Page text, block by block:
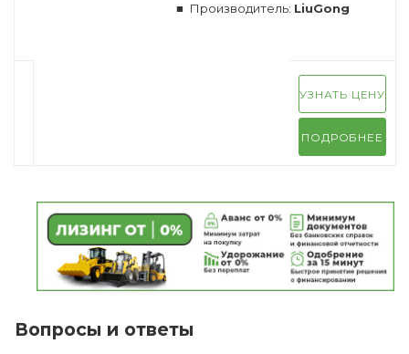
Производитель: LiuGong
УЗНАТЬ ЦЕНУ
ПОДРОБНЕЕ
Вопросы и ответы